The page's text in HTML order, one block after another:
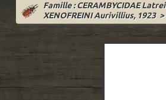
Famille : CERAMBYCIDAE
XENOFREINI Aurivillius, 1923>